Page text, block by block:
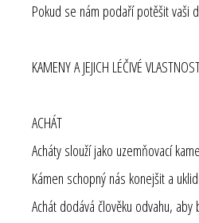
Pokud se nám podaří potěšit vaši
KAMENY A JEJICH LÉČIVÉ
ACHÁT
Acháty slouží jako uzemňovací
Kámen schopný nás konejšit a
Achát dodává člověku odvahu, aby